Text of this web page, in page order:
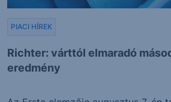
Richter: várttól elmaradó
eredmény
PIACI HÍREK